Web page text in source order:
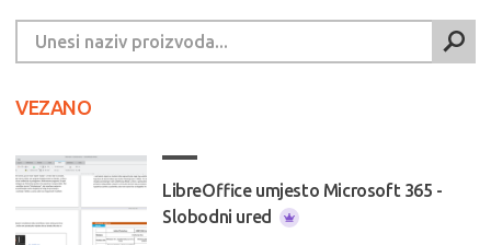
VEZANO
LibreOffice umjesto Microsoft 365 -
Slobodni ured